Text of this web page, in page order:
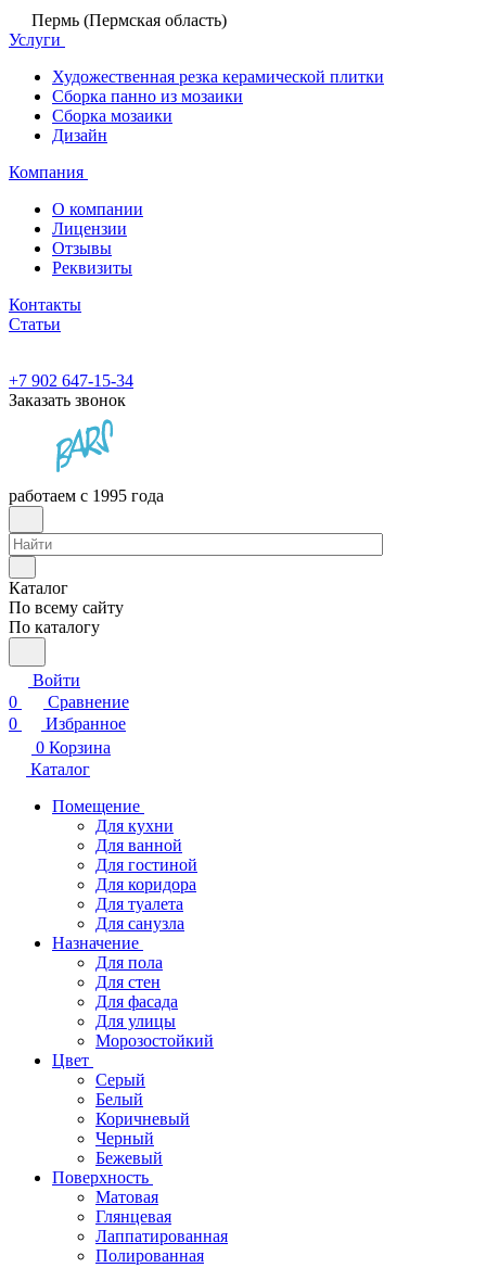
Пермь (Пермская область)
Услуги
Художественная резка керамической плитки
Сборка панно из мозаики
Сборка мозаики
Дизайн
Компания
О компании
Лицензии
Отзывы
Реквизиты
Контакты
Статьи
+7 902 647-15-34
Заказать звонок
работаем с 1995 года
Каталог
По всему сайту
По каталогу
Войти
0
Сравнение
0
Избранное
0 Корзина
Каталог
Помещение
Для кухни
Для ванной
Для гостиной
Для коридора
Для туалета
Для санузла
Назначение
Для пола
Для стен
Для фасада
Для улицы
Морозостойкий
Цвет
Серый
Белый
Коричневый
Черный
Бежевый
Поверхность
Матовая
Глянцевая
Лаппатированная
Полированная